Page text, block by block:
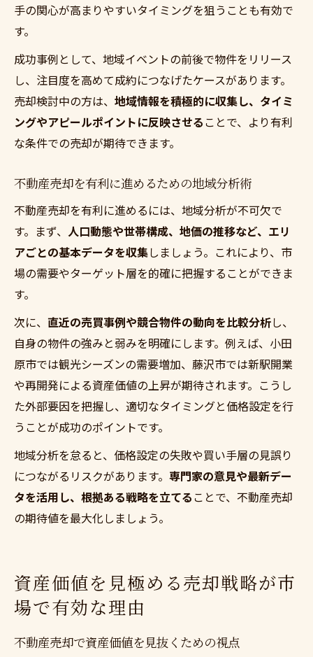
手の関心が高まりやすいタイミングを狙うことも有効で
す。
成功事例として、地域イベントの前後で物件をリリース
し、注目度を高めて成約につなげたケースがあります。
売却検討中の方は、 地域情報を積極的に収集し、タイミ
ングやアピールポイントに反映させることで、より有利
な条件での売却が期待できます。
不動産売却を有利に進めるための地域分析術
不動産売却を有利に進めるには、地域分析が不可欠で
す。まず、 人口動態や世帯構成、地価の推移など、エリ
アごとの基本データを収集しましょう。これにより、市
場の需要やターゲット層を的確に把握することができま
す。
次に、 直近の売買事例や競合物件の動向を比較分析し、
自身の物件の強みと弱みを明確にします。例えば、小田
原市では観光シーズンの需要増加、藤沢市では新駅開業
や再開発による資産価値の上昇が期待されます。こうし
た外部要因を把握し、適切なタイミングと価格設定を行
うことが成功のポイントです。
地域分析を怠ると、価格設定の失敗や買い手層の見誤り
につながるリスクがあります。 専門家の意見や最新デー
タを活用し、根拠ある戦略を立てることで、不動産売却
の期待値を最大化しましょう。
資産価値を見極める売却戦略が市
場で有効な理由
不動産売却で資産価値を見抜くための視点